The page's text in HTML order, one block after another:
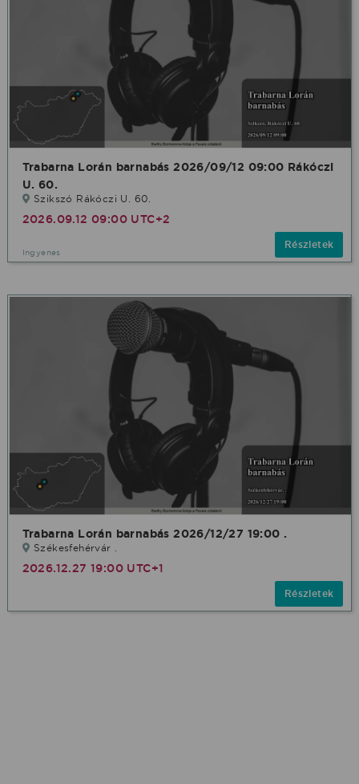
Trabarna Lorán barnabás 2026/09/12 09:00 Rákóczi
U. 60.
Szikszó Rákóczi U. 60.
2026.09.12 09:00 UTC+2
Ingyenes
Részletek
Trabarna Lorán barnabás 2026/12/27 19:00 .
Székesfehérvár .
2026.12.27 19:00 UTC+1
Részletek